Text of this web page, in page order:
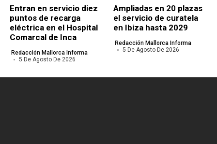
Entran en servicio diez
puntos de recarga
eléctrica en el Hospital
Comarcal de Inca
Redacción Mallorca Informa
5 De Agosto De 2026
Ampliadas en 20 plazas
el servicio de curatela
en Ibiza hasta 2029
Redacción Mallorca Informa
5 De Agosto De 2026